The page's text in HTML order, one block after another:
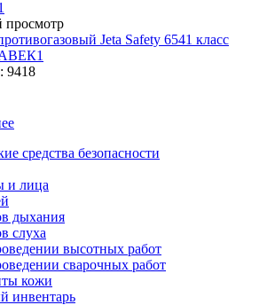
просмотр
Jeta Safety 6541 класс
9418
средства безопасности
и лица
дыхания
слуха
высотных работ
сварочных работ
кожи
инвентарь